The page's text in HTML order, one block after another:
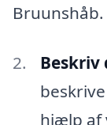
Beskriv
hjælp af